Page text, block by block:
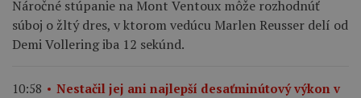
Náročné stúpanie na Mont Ventoux môže rozhodnúť
súboj o žltý dres, v ktorom vedúcu Marlen Reusser delí od
Demi Vollering iba 12 sekúnd.
10:58
Nestačil jej ani najlepší desaťminútový výkon v